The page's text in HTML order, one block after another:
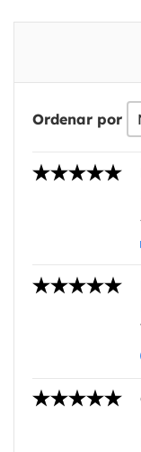
Ordenar por